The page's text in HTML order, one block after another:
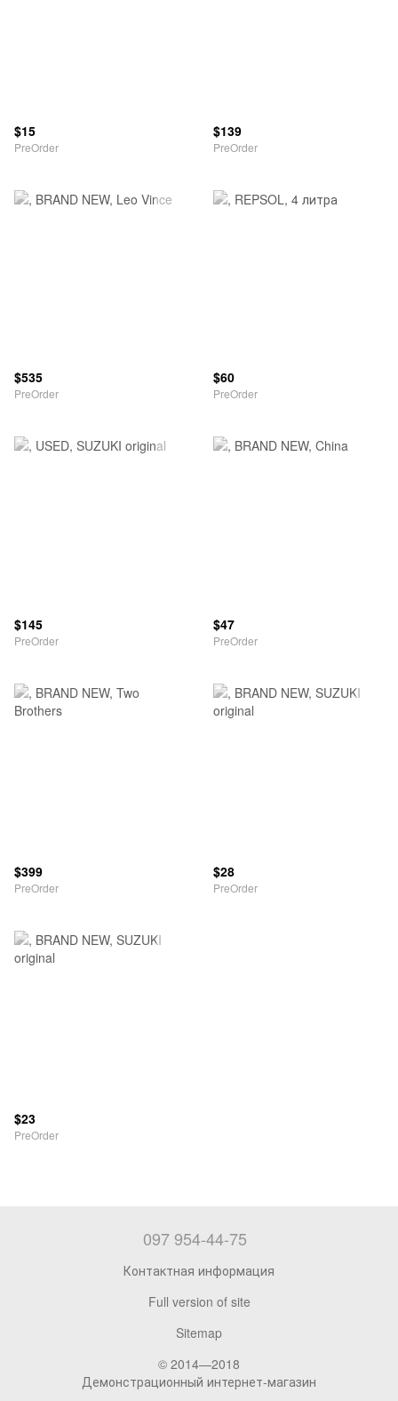
$15
PreOrder
$139
PreOrder
$535
PreOrder
$60
PreOrder
$145
PreOrder
$47
PreOrder
$399
PreOrder
$28
PreOrder
$23
PreOrder
097 954-44-75
Контактная информация
Full version of site
Sitemap
© 2014—2018
Демонстрационный интернет-магазин